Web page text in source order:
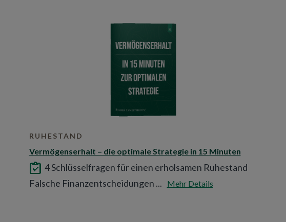
RUHESTAND
Vermögenserhalt – die optimale Strategie in 15 Minuten
4 Schlüsselfragen für einen erholsamen Ruhestand
Falsche Finanzentscheidungen ...
Mehr Details